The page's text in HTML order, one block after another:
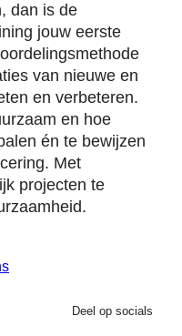
dan is de
jouw eerste
van nieuwe en
en verbeteren.
en hoe
én te bewijzen
Met
projecten te
Deel op socials